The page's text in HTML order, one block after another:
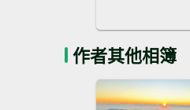
作者其他相簿